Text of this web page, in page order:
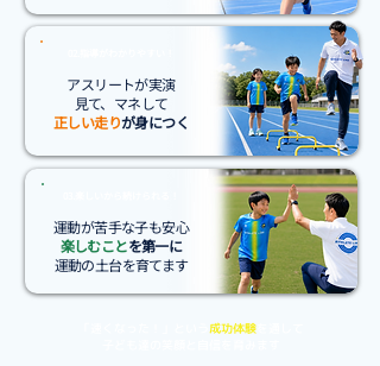
アスリートが実演
見て、マネして
正しい走りが身につく
運動が苦手な子も安心
楽しむことを第一に
運動の土台​を育てます
成功体験